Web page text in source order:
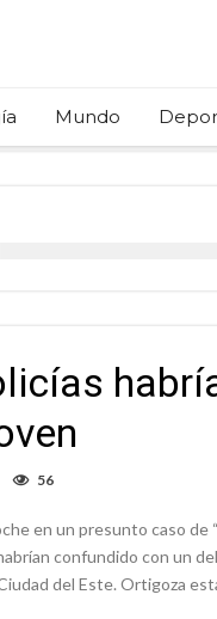
Mundo
56
en un presunto caso
confundido con un
del Este. Ortigoza